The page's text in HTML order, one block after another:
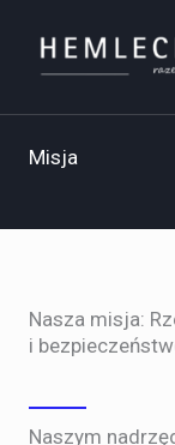
Misja
Nasza misja:
i
Naszym